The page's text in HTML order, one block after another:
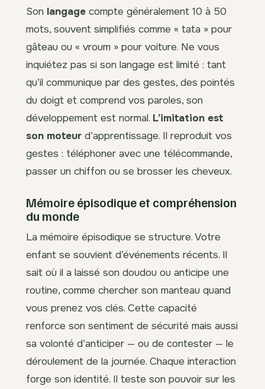
Son langage compte généralement 10 à 50
mots, souvent simplifiés comme « tata » pour
gâteau ou « vroum » pour voiture. Ne vous
inquiétez pas si son langage est limité : tant
qu’il communique par des gestes, des pointés
du doigt et comprend vos paroles, son
développement est normal. L’imitation est
son moteur d’apprentissage. Il reproduit vos
gestes : téléphoner avec une télécommande,
passer un chiffon ou se brosser les cheveux.
Mémoire épisodique et compréhension
du monde
La mémoire épisodique se structure. Votre
enfant se souvient d’événements récents. Il
sait où il a laissé son doudou ou anticipe une
routine, comme chercher son manteau quand
vous prenez vos clés. Cette capacité
renforce son sentiment de sécurité mais aussi
sa volonté d’anticiper — ou de contester — le
déroulement de la journée. Chaque interaction
forge son identité. Il teste son pouvoir sur les